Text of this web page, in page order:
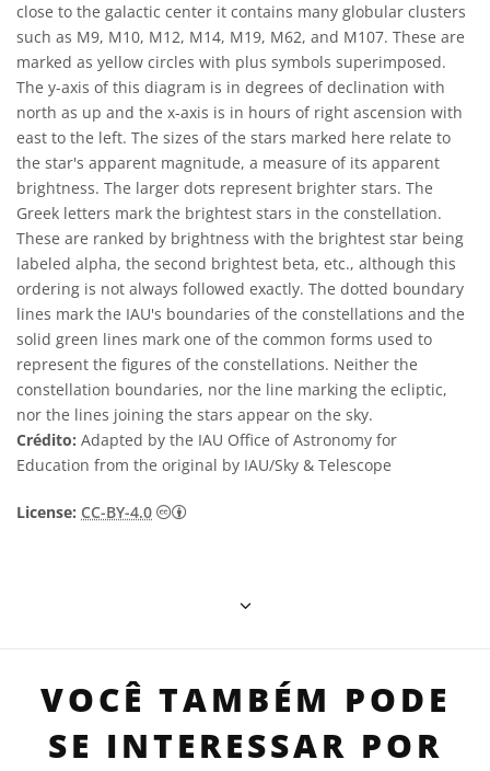
close to the galactic center it contains many globular clusters
such as M9, M10, M12, M14, M19, M62, and M107. These are
marked as yellow circles with plus symbols superimposed.
The y-axis of this diagram is in degrees of declination with
north as up and the x-axis is in hours of right ascension with
east to the left. The sizes of the stars marked here relate to
the star's apparent magnitude, a measure of its apparent
brightness. The larger dots represent brighter stars. The
Greek letters mark the brightest stars in the constellation.
These are ranked by brightness with the brightest star being
labeled alpha, the second brightest beta, etc., although this
ordering is not always followed exactly. The dotted boundary
lines mark the IAU's boundaries of the constellations and the
solid green lines mark one of the common forms used to
represent the figures of the constellations. Neither the
constellation boundaries, nor the line marking the ecliptic,
nor the lines joining the stars appear on the sky.
Crédito: Adapted by the IAU Office of Astronomy for
Education from the original by IAU/Sky & Telescope
License: CC-BY-4.0 Creative Commons Attribution 4.0
VOCÊ TAMBÉM PODE
SE INTERESSAR POR